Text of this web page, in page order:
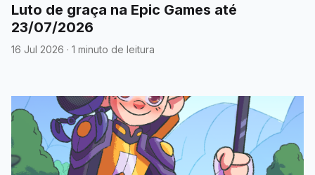
Luto de graça na Epic Games até
23/07/2026
16 Jul 2026 · 1 minuto de leitura